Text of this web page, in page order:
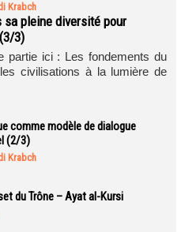
Krabch
sa pleine diversité pour
3)
partie ici : Les fondements du
civilisations à la lumière de
comme modèle de dialogue
(2/3)
Krabch
du Trône – Ayat al-Kursi